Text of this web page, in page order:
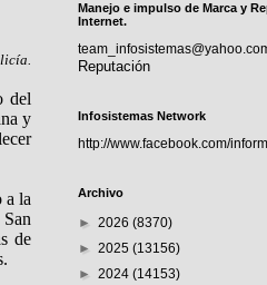
del
y
a la
de
Manejo e impulso de Marca y
Internet.
Reputación
Infosistemas Network
http://www.facebook.com/
Archivo
► 2026 (8370)
► 2025 (13156)
► 2024 (14153)